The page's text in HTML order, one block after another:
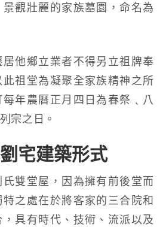
觀壯麗的家族墓園，命名為
他鄉立業者不得另立祖牌奉
祖堂為凝聚全家族精神之所
年農曆正月四日為春祭﹑八
宗之日。
宅建築形式
氏雙堂屋，因為擁有前後堂而
之處在於將客家的三合院和
具有時代、技術、流派以及